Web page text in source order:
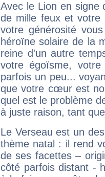
Avec le Lion en signe
de mille feux et votre
votre générosité
héroïne solaire de la
reine d'un autre
votre égoïsme,
parfois un peu...
que votre cœur est
quel est le problème
à juste raison, tant
Le Verseau est un
thème natal : il rend
de ses facettes –
côté parfois distant -